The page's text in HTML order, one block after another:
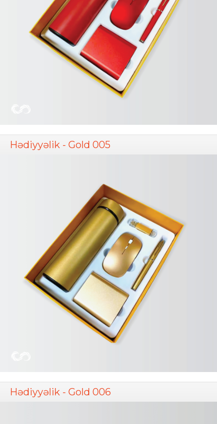
Hədiyyəlik - Gold 005
Hədiyyəlik - Gold 006